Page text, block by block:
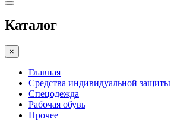
Каталог
×
Главная
Средства индивидуальной защиты
Спецодежда
Рабочая обувь
Прочее